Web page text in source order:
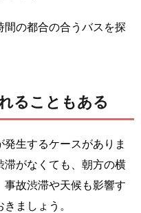
間の都合の合うバスを探
ることもある
生するケースがありま
滞がなくても、朝方の横
故渋滞や天候も影響す
ましょう。